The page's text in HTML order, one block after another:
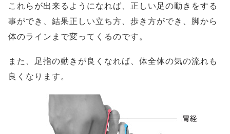
これらが出来るようになれば、正しい足の動きをする
事ができ、結果正しい立ち方、歩き方ができ、脚から
体のラインまで変ってくるのです。
また、足指の動きが良くなれば、体全体の気の流れも
良くなります。